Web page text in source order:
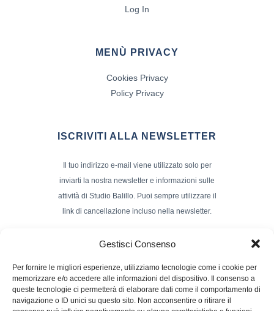
Gestisci Consenso
Per fornire le migliori esperienze, utilizziamo tecnologie come i cookie per
memorizzare e/o accedere alle informazioni del dispositivo. Il consenso a
queste tecnologie ci permetterà di elaborare dati come il comportamento di
navigazione o ID unici su questo sito. Non acconsentire o ritirare il
Log In
MENÙ PRIVACY
Cookies Privacy
Policy Privacy
ISCRIVITI ALLA NEWSLETTER
Il tuo indirizzo e-mail viene utilizzato solo per
inviarti la nostra newsletter e informazioni sulle
attività di Studio Balillo. Puoi sempre utilizzare il
link di cancellazione incluso nella newsletter.
Nome e Cognome